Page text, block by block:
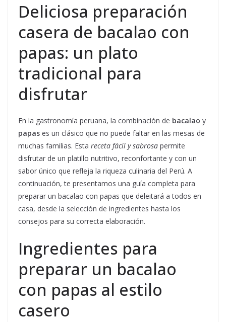
Deliciosa preparación
casera de bacalao con
papas: un plato
tradicional para
disfrutar
En la gastronomía peruana, la combinación de bacalao y
papas es un clásico que no puede faltar en las mesas de
muchas familias. Esta receta fácil y sabrosa permite
disfrutar de un platillo nutritivo, reconfortante y con un
sabor único que refleja la riqueza culinaria del Perú. A
continuación, te presentamos una guía completa para
preparar un bacalao con papas que deleitará a todos en
casa, desde la selección de ingredientes hasta los
consejos para su correcta elaboración.
Ingredientes para
preparar un bacalao
con papas al estilo
casero